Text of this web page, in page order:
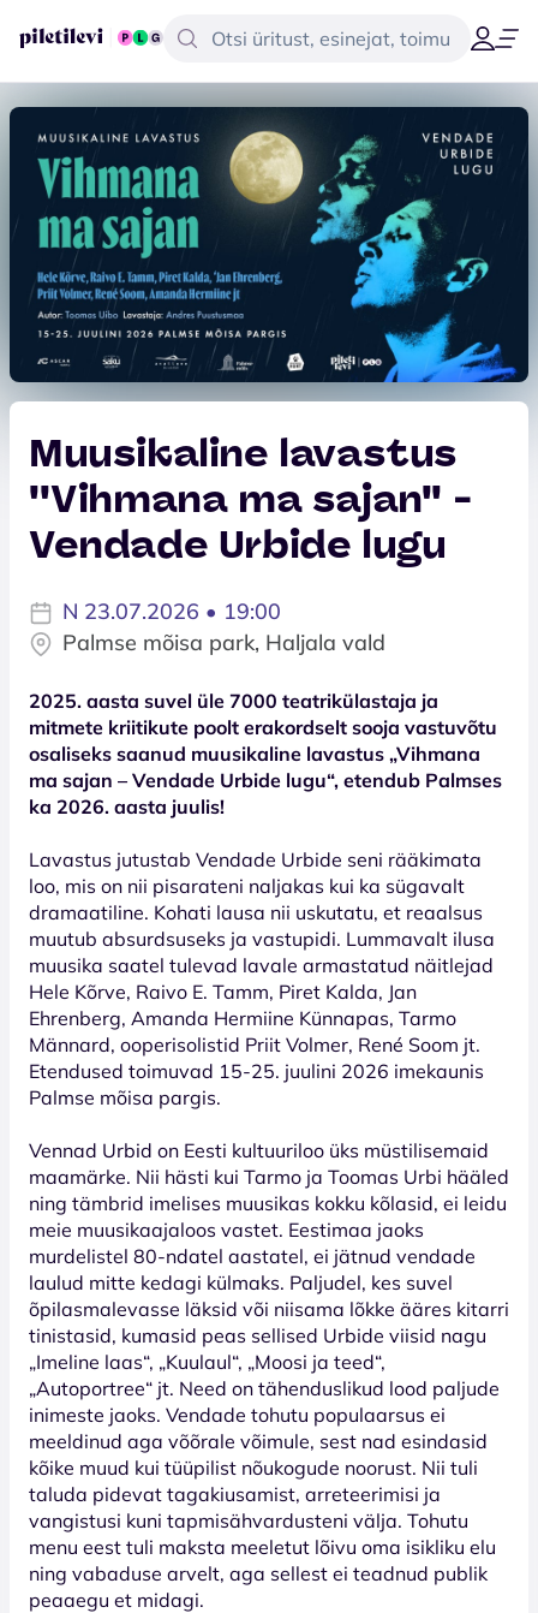
Muusikaline lavastus
''Vihmana ma sajan'' -
Vendade Urbide lugu
N 23.07.2026 • 19:00
Palmse mõisa park, Haljala vald
2025. aasta suvel üle 7000 teatrikülastaja ja
mitmete kriitikute poolt erakordselt sooja vastuvõtu
osaliseks saanud muusikaline lavastus „Vihmana
ma sajan – Vendade Urbide lugu“, etendub Palmses
ka 2026. aasta juulis!
Lavastus jutustab Vendade Urbide seni rääkimata
loo, mis on nii pisarateni naljakas kui ka sügavalt
dramaatiline. Kohati lausa nii uskutatu, et reaalsus
muutub absurdsuseks ja vastupidi. Lummavalt ilusa
muusika saatel tulevad lavale armastatud näitlejad
Hele Kõrve, Raivo E. Tamm, Piret Kalda, Jan
Ehrenberg, Amanda Hermiine Künnapas, Tarmo
Männard, ooperisolistid Priit Volmer, René Soom jt.
Etendused toimuvad 15-25. juulini 2026 imekaunis
Palmse mõisa pargis.
Vennad Urbid on Eesti kultuuriloo üks müstilisemaid
maamärke. Nii hästi kui Tarmo ja Toomas Urbi hääled
ning tämbrid imelises muusikas kokku kõlasid, ei leidu
meie muusikaajaloos vastet. Eestimaa jaoks
murdelistel 80-ndatel aastatel, ei jätnud vendade
laulud mitte kedagi külmaks. Paljudel, kes suvel
õpilasmalevasse läksid või niisama lõkke ääres kitarri
tinistasid, kumasid peas sellised Urbide viisid nagu
„Imeline laas“, „Kuulaul“, „Moosi ja teed“,
„Autoportree“ jt. Need on tähenduslikud lood paljude
inimeste jaoks. Vendade tohutu populaarsus ei
meeldinud aga võõrale võimule, sest nad esindasid
kõike muud kui tüüpilist nõukogude noorust. Nii tuli
taluda pidevat tagakiusamist, arreteerimisi ja
vangistusi kuni tapmisähvardusteni välja. Tohutu
menu eest tuli maksta meeletut lõivu oma isikliku elu
ning vabaduse arvelt, aga sellest ei teadnud publik
peaaegu et midagi.